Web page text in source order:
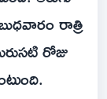
రాత్రి
రోజు